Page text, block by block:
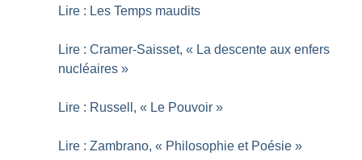
Lire : Les Temps maudits
Lire : Cramer-Saisset, « La descente aux enfers
nucléaires »
Lire : Russell, « Le Pouvoir »
Lire : Zambrano, « Philosophie et Poésie »